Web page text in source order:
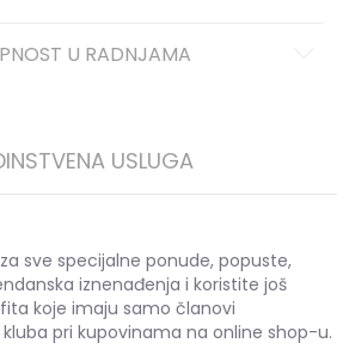
U RADNJAMA
USLUGA
sve specijalne ponude, popuste,
iznenađenja i koristite još
koje imaju samo članovi
pri kupovinama na online shop-u.